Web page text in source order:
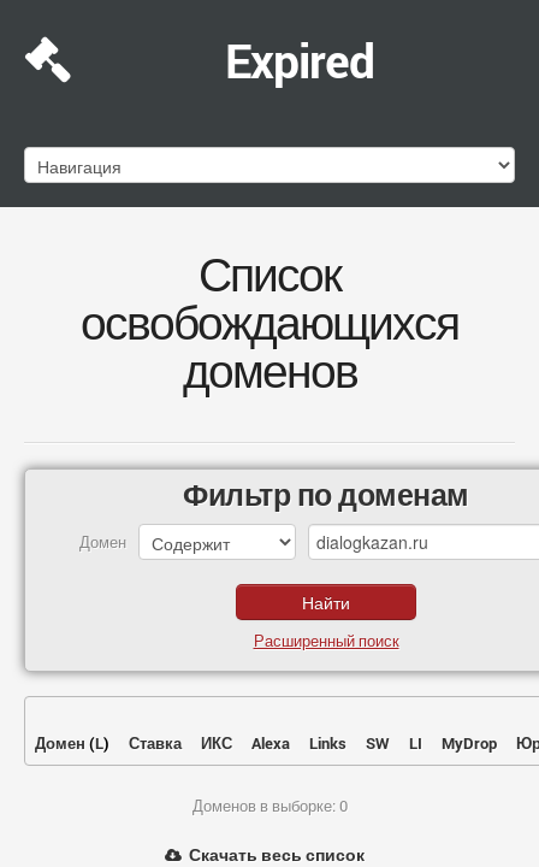
Expired
Список
освобождающихся
доменов
Фильтр по доменам
Домен
Расширенный поиск
Домен (L) Ставка ИКС Alexa Links SW LI MyDrop
Доменов в выборке: 0
Скачать весь список